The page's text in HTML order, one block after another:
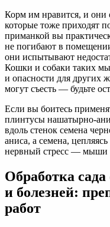
Корм им нравится, и они
которые тоже приходят
приманкой вы
не погибают в
они испытывают
Кошки и собаки таких
и опасности для других
могут съесть — будьте
Если вы боитесь
плинтусы нашатырно-
вдоль стенок семена
аниса, а семена,
нервный стресс — мыши
Обработка
и болезней:
работ